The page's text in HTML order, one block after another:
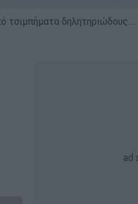
τσιμπήματα δηλητηριώδους...